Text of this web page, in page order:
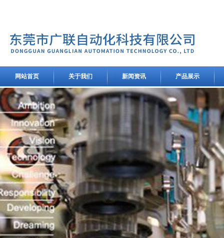
网站首页 关于我们 新闻资讯 产品展示